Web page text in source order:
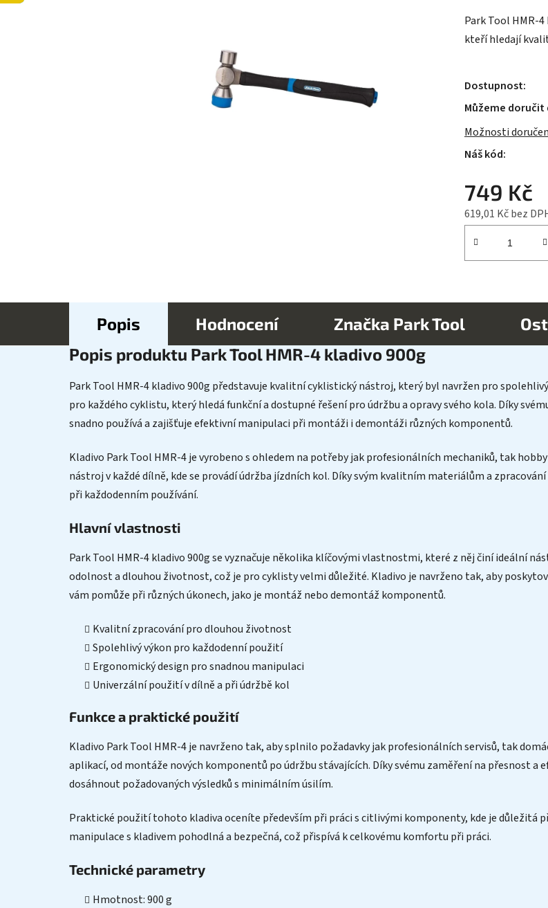
hvězdiček.
Park Tool HMR-
kteří hledají
Dostupnost
Můžeme doručit
Možnosti
749 Kč
619,01 Kč bez
Měrná cena:
Popis Hodnocení Značka Park Tool
Popis produktu Park Tool HMR-4 kladivo 900g
Park Tool HMR-4 kladivo 900g představuje kvalitní cyklistický nástroj, který byl navržen pro
pro každého cyklistu, který hledá funkční a dostupné řešení pro údržbu a opravy svého kola. Díky
snadno používá a zajišťuje efektivní manipulaci při montáži i demontáži různých komponentů.
Kladivo Park Tool HMR-4 je vyrobeno s ohledem na potřeby jak profesionálních mechaniků, tak
nástroj v každé dílně, kde se provádí údržba jízdních kol. Díky svým kvalitním materiálům a
při každodenním používání.
Hlavní vlastnosti
Park Tool HMR-4 kladivo 900g se vyznačuje několika klíčovými vlastnostmi, které z něj činí ideální
odolnost a dlouhou životnost, což je pro cyklisty velmi důležité. Kladivo je navrženo tak, aby
vám pomůže při různých úkonech, jako je montáž nebo demontáž komponentů.
Kvalitní zpracování pro dlouhou životnost
Spolehlivý výkon pro každodenní použití
Ergonomický design pro snadnou manipulaci
Univerzální použití v dílně a při údržbě kol
Funkce a praktické použití
Kladivo Park Tool HMR-4 je navrženo tak, aby splnilo požadavky jak profesionálních servisů, tak
aplikací, od montáže nových komponentů po údržbu stávajících. Díky svému zaměření na přesnost a
dosáhnout požadovaných výsledků s minimálním úsilím.
Praktické použití tohoto kladiva oceníte především při práci s citlivými komponenty, kde je důležitá
manipulace s kladivem pohodlná a bezpečná, což přispívá k celkovému komfortu při práci.
Technické parametry
Hmotnost: 900 g